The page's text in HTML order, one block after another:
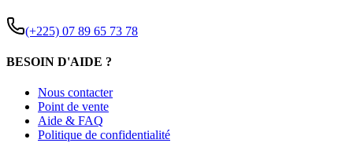
(+225) 07 89 65 73 78
BESOIN D'AIDE ?
Nous contacter
Point de vente
Aide & FAQ
Politique de confidentialité